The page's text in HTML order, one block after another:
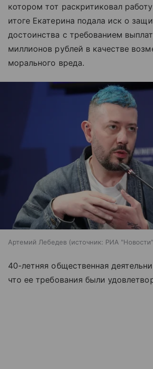
котором тот раскритиковал
итоге Екатерина подала иск о
достоинства с требованием
миллионов рублей в качестве
морального вреда.
Артемий Лебедев источник: РИА "Новости"
40-летняя общественная
что ее требования были